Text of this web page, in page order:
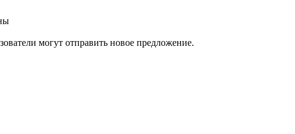
могут отправить новое предложение.